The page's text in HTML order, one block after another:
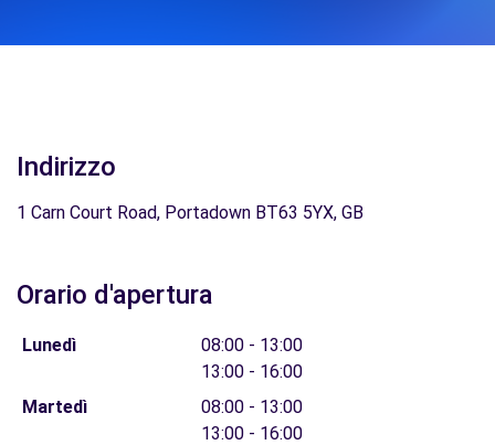
Indirizzo
1 Carn Court Road, Portadown BT63 5YX, GB
Orario d'apertura
Lunedì
08:00 - 13:00
13:00 - 16:00
Martedì
08:00 - 13:00
13:00 - 16:00